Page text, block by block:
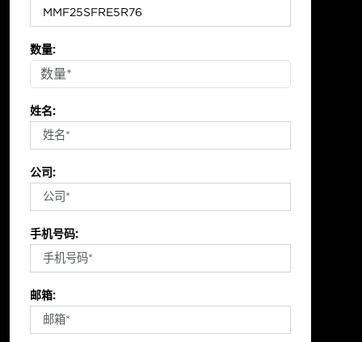
数量:
姓名:
公司:
手机号码:
邮箱: